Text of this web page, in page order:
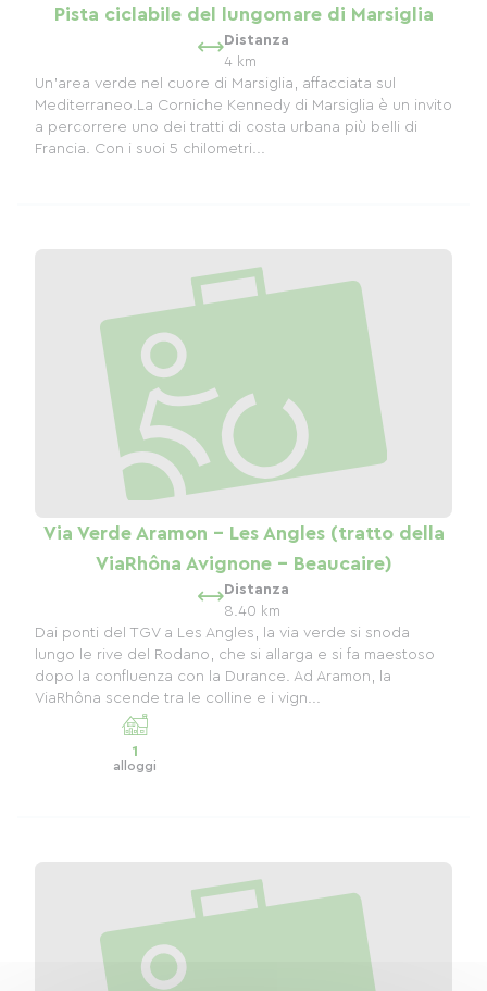
Pista ciclabile del lungomare di Marsiglia
Distanza
4 km
Un'area verde nel cuore di Marsiglia, affacciata sul
Mediterraneo.La Corniche Kennedy di Marsiglia è un invito
a percorrere uno dei tratti di costa urbana più belli di
Francia. Con i suoi 5 chilometri...
Via Verde Aramon - Les Angles (tratto della
ViaRhôna Avignone - Beaucaire)
Distanza
8.40 km
Dai ponti del TGV a Les Angles, la via verde si snoda
lungo le rive del Rodano, che si allarga e si fa maestoso
dopo la confluenza con la Durance. Ad Aramon, la
ViaRhôna scende tra le colline e i vign...
1
alloggi